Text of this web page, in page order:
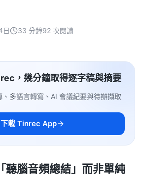
日 33 分鐘92 次閱讀
，幾分鐘取得逐字稿與摘要
多語言轉寫、AI 會議紀要與待辦擷取
下載 Tinrec App
聽腦音頻總結」而非單純